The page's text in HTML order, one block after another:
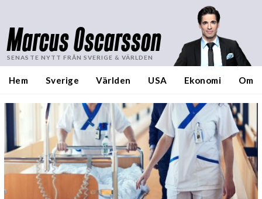
Marcus Oscarsson
SENASTE NYTT FRÅN SVERIGE & VÄRLDEN
Hem Sverige Världen USA Ekonomi Om